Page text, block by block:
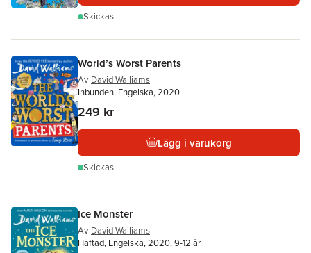
Skickas
World’s Worst Parents
Av David Walliams
Inbunden, Engelska, 2020
249 kr
Lägg i varukorg
Skickas
Ice Monster
Av David Walliams
Häftad, Engelska, 2020, 9-12 år